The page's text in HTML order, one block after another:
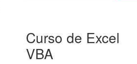
Curso de Excel
VBA